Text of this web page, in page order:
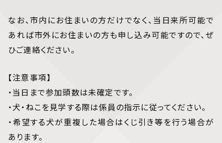
なお、市内にお住まいの方だけでなく、当日来所可能で
あれば市外にお住まいの方も申し込み可能ですので、ぜ
ひご連絡ください。
【注意事項】
・当日まで参加頭数は未確定です。
・犬・ねこを見学する際は係員の指示に従ってください。
・希望する犬が重複した場合はくじ引き等を行う場合が
あります。